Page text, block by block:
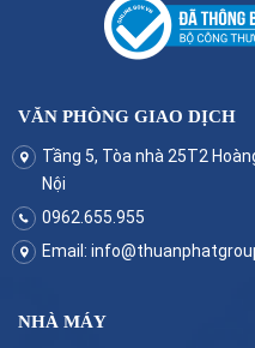
VĂN PHÒNG GIAO DỊCH
Tầng 5, Tòa nhà 25T2
Nội
0962.655.955
Email:
NHÀ MÁY